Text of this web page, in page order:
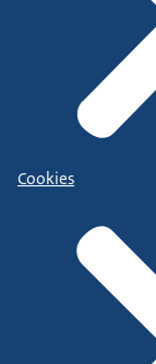
Cookies